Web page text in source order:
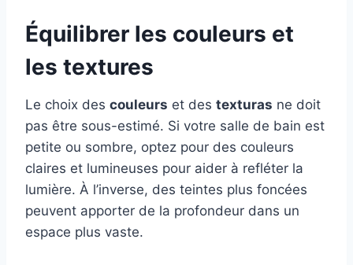
Équilibrer les couleurs et
les textures
Le choix des couleurs et des texturas ne doit
pas être sous-estimé. Si votre salle de bain est
petite ou sombre, optez pour des couleurs
claires et lumineuses pour aider à refléter la
lumière. À l’inverse, des teintes plus foncées
peuvent apporter de la profondeur dans un
espace plus vaste.